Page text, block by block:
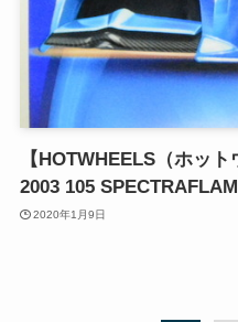
【HOTWHEELS（ホッ
2003 105
2020年1月9日